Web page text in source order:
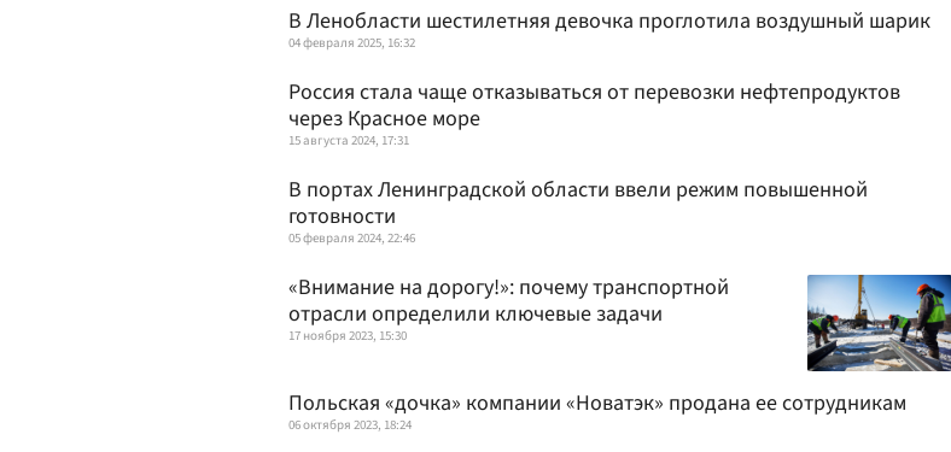
В Ленобласти шестилетняя девочка проглотила воздушный шарик
04 февраля 2025, 16:32
Россия стала чаще отказываться от перевозки нефтепродуктов
через Красное море
15 августа 2024, 17:31
В портах Ленинградской области ввели режим повышенной
готовности
05 февраля 2024, 22:46
«Внимание на дорогу!»: почему транспортной
отрасли определили ключевые задачи
17 ноября 2023, 15:30
Польская «дочка» компании «Новатэк» продана ее сотрудникам
06 октября 2023, 18:24